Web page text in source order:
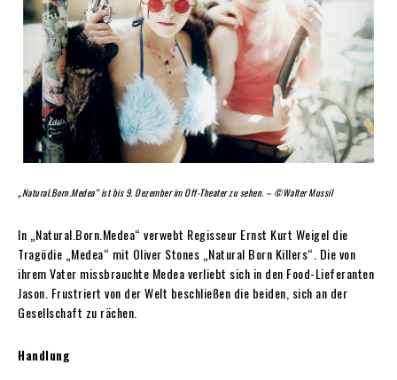
„Natural.Born.Medea“ ist bis 9. Dezember im Off-Theater zu sehen. – ©Walter Mussil
In „Natural.Born.Medea“ verwebt Regisseur Ernst Kurt Weigel die
Tragödie „Medea“ mit Oliver Stones „Natural Born Killers“. Die von
ihrem Vater missbrauchte Medea verliebt sich in den Food-Lieferanten
Jason. Frustriert von der Welt beschließen die beiden, sich an der
Gesellschaft zu rächen.
Handlung